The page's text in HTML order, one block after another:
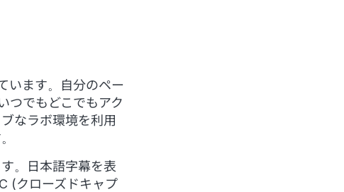
います。自分のペー
つでもどこでもアク
なラボ環境を利用
。日本語字幕を表
(クローズドキャプ